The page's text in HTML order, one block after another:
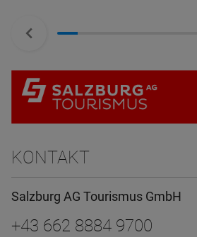
KONTAKT
Salzburg AG Tourismus GmbH
+43 662 8884 9700